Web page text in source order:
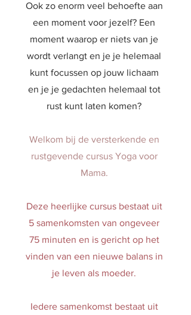
Ook zo enorm veel behoefte aan
een moment voor jezelf? Een
moment waarop er niets van je
wordt verlangt en je je helemaal
kunt focussen op jouw lichaam
en je je gedachten helemaal tot
rust kunt laten komen?
Welkom bij de versterkende en
rustgevende cursus Yoga voor
Mama.
Deze heerlijke cursus bestaat uit
5 samenkomsten van ongeveer
75 minuten en is gericht op het
vinden van een nieuwe balans in
je leven als moeder.
Iedere samenkomst bestaat uit